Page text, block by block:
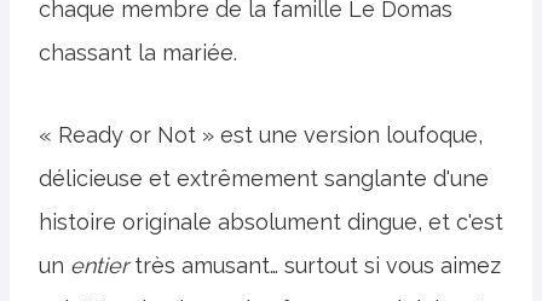
chaque membre de la famille Le Domas
chassant la mariée.
« Ready or Not » est une version loufoque,
délicieuse et extrêmement sanglante d'une
histoire originale absolument dingue, et c'est
un entiertrès amusant… surtout si vous aimez